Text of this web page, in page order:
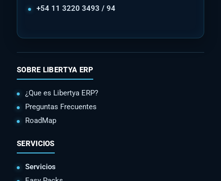
+54 11 3220 3493 / 94
SOBRE LIBERTYA ERP
¿Que es Libertya ERP?
Preguntas Frecuentes
RoadMap
SERVICIOS
Servicios